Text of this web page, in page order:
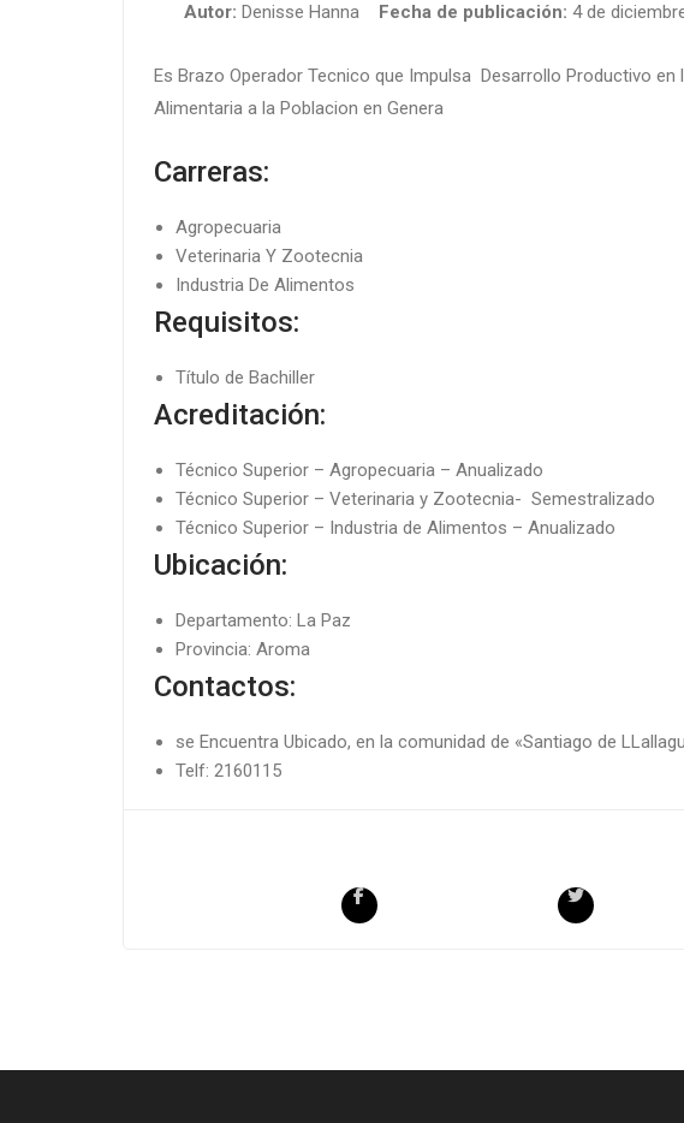
Autor: Denisse Hanna Fecha de publicación: 4 de
Es Brazo Operador Tecnico que Impulsa Desarrollo Productivo
Alimentaria a la Poblacion en Genera
Carreras:
Agropecuaria
Veterinaria Y Zootecnia
Industria De Alimentos
Requisitos:
Título de Bachiller
Acreditación:
Técnico Superior – Agropecuaria – Anualizado
Técnico Superior – Veterinaria y Zootecnia- Semestralizado
Técnico Superior – Industria de Alimentos – Anualizado
Ubicación:
Departamento: La Paz
Provincia: Aroma
Contactos:
se Encuentra Ubicado, en la comunidad de «Santiago de
Telf: 2160115